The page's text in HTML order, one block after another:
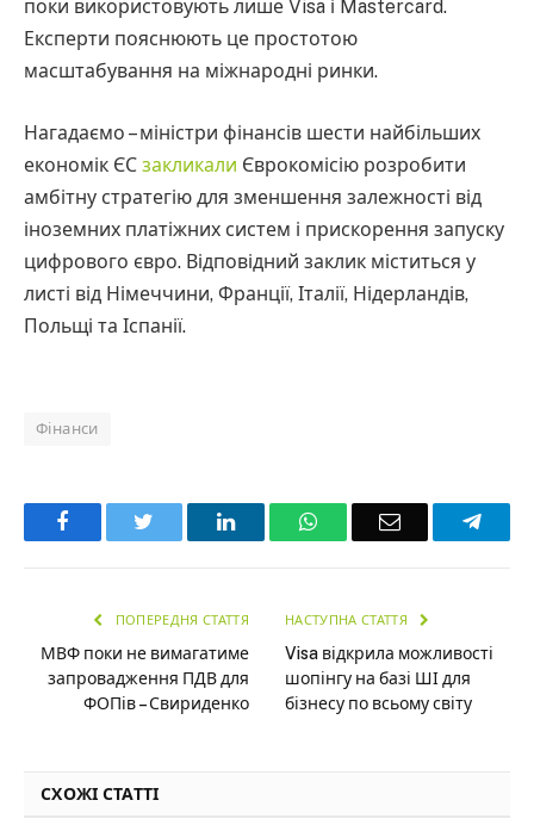
поки використовують лише Visa і Mastercard.
Експерти пояснюють це простотою
масштабування на міжнародні ринки.
Нагадаємо – міністри фінансів шести найбільших
економік ЄС закликали Єврокомісію розробити
амбітну стратегію для зменшення залежності від
іноземних платіжних систем і прискорення запуску
цифрового євро. Відповідний заклик міститься у
листі від Німеччини, Франції, Італії, Нідерландів,
Польщі та Іспанії.
Фінанси
Facebook LinkedInWhatsAppEmail
ПОПЕРЕДНЯ СТАТТЯ
МВФ поки не вимагатиме
запровадження ПДВ для
ФОПів – Свириденко
НАСТУПНА СТАТТЯ
Visa відкрила можливості
шопінгу на базі ШІ для
бізнесу по всьому світу
СХОЖІ СТАТТІ